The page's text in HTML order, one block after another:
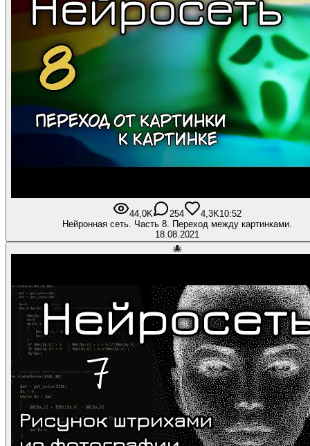
44,0K 254 4,3K10:52
Нейронная сеть. Часть 8. Переход между картинками.
18.08.2021
🐙